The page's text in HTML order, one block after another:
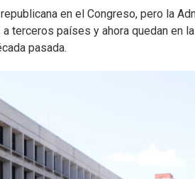
en el Congreso, pero la
terceros países y ahora quedan en
pasada.